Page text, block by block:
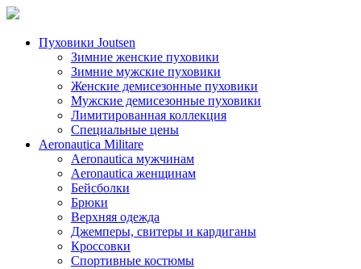
Пуховики Joutsen
Зимние женские пуховики
Зимние мужские пуховики
Женские демисезонные пуховики
Мужские демисезонные пуховики
Лимитированная коллекция
Специальные цены
Aeronautica Militare
Aeronautica мужчинам
Aeronautica женщинам
Бейсболки
Брюки
Верхняя одежда
Джемперы, свитеры и кардиганы
Кроссовки
Спортивные костюмы